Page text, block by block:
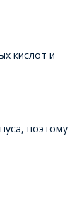
кислот и
поэтому